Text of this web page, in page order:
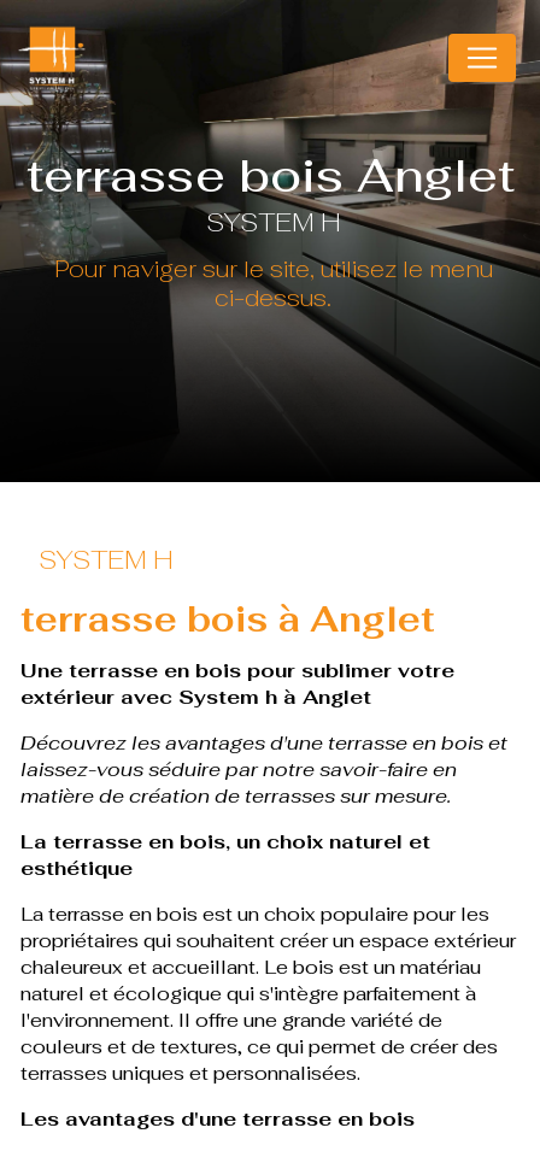
terrasse bois Anglet
SYSTEM H
SYSTEM H
terrasse bois à Anglet
Une terrasse en bois pour sublimer votre
extérieur avec System h à Anglet
Découvrez les avantages d'une terrasse en bois et
laissez-vous séduire par notre savoir-faire en
matière de création de terrasses sur mesure.
La terrasse en bois, un choix naturel et
esthétique
La terrasse en bois est un choix populaire pour les
propriétaires qui souhaitent créer un espace extérieur
chaleureux et accueillant. Le bois est un matériau
naturel et écologique qui s'intègre parfaitement à
l'environnement. Il offre une grande variété de
couleurs et de textures, ce qui permet de créer des
terrasses uniques et personnalisées.
Les avantages d'une terrasse en bois
Panneau de gestion des cookies